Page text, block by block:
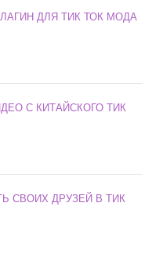
ДЛЯ ТИК ТОК МОДА
С КИТАЙСКОГО ТИК
СВОИХ ДРУЗЕЙ В ТИК